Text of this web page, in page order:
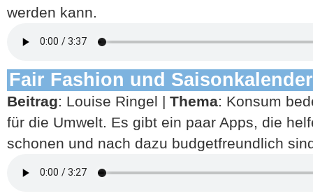
werden kann.
Fair Fashion und Saisonkalender
Beitrag: Louise Ringel | Thema: Konsum
für die Umwelt. Es gibt ein paar Apps, die
schonen und nach dazu budgetfreundlich